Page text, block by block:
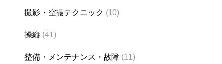
撮影・空撮テクニック (10)
操縦 (41)
整備・メンテナンス・故障 (11)